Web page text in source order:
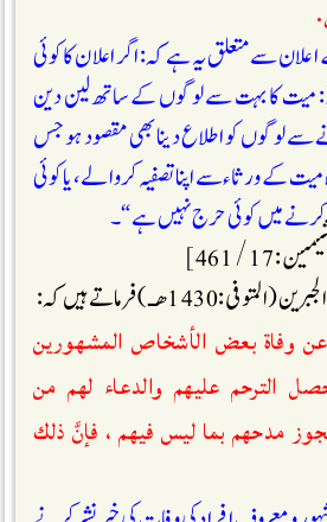
سے متعلق یہ ہے کہ: اگر اعلان کا کوئی
میت کا بہت سے لوگوں کے ساتھ لین دین
سے لوگوں کو اطلاع دینا بھی مقصود ہو جس
کے ورثا ءسے اپنا تصفیہ کروا لے، یا کوئی
کرنے میں کوئی حرج نہیں ہے “۔
/ 461 ]
1430ھـ)فرماتے ہیں کہ :
عن وفاة بعض الأشخاص المشهورين
الترحم عليهم والدعاء لهم من
مدحهم بما ليس فيهم ، فإنَّ ذلك